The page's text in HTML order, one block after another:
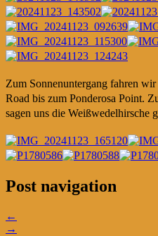
Zum Sonnenuntergang fahren
Road bis zum Ponderosa Point.
sagen uns die Weißwedelhirsche
Post navigation
←
→